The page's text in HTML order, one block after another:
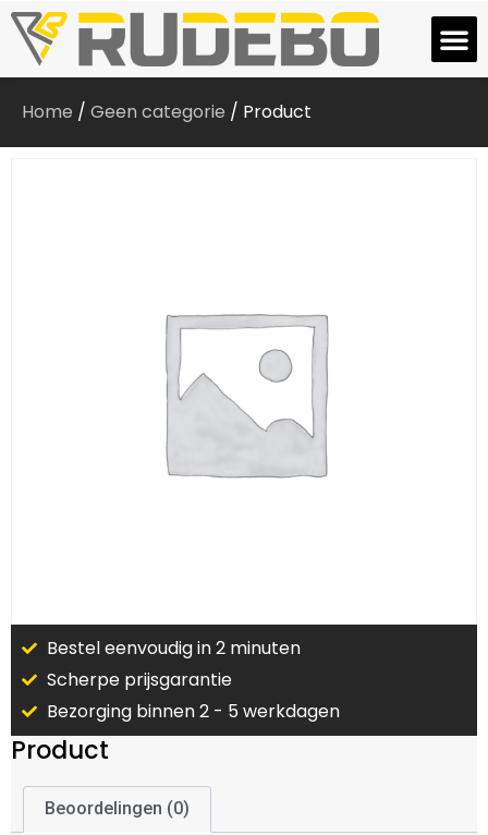
Home / Geen categorie / Product
Bestel eenvoudig in 2 minuten
Scherpe prijsgarantie
Bezorging binnen 2 - 5 werkdagen
Product
Beoordelingen (0)